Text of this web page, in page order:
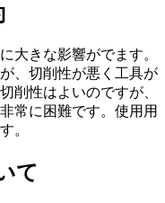
大きな影響がでます。
、切削性が悪く工具が
削性はよいのですが、
常に困難です。使用用
。
て